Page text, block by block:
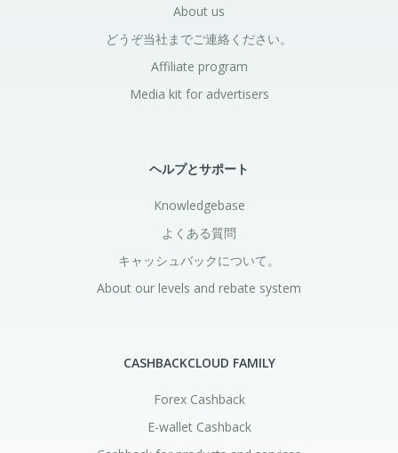
About us
どうぞ当社までご連絡ください。
Affiliate program
Media kit for advertisers
ヘルプとサポート
Knowledgebase
よくある質問
キャッシュバックについて。
About our levels and rebate system
CASHBACKCLOUD FAMILY
Forex Cashback
E-wallet Cashback